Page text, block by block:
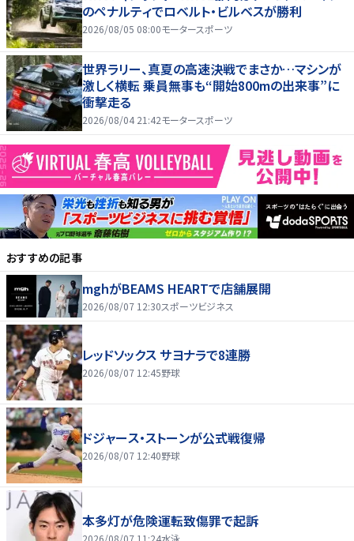
のペナルティでロベルト・ビルベスが勝利
2026/08/05 08:00モータースポーツ
世界ラリー、真夏の高速決戦でまさか…マシンが
激しく横転 乗員無事も“開始800mの出来事”に
衝撃走る
2026/08/04 21:42モータースポーツ
おすすめの記事
mghがBEAMS HEARTで店舗展開
2026/08/07 12:30スポーツビジネス
レッドソックス サヨナラで8連勝
2026/08/07 12:45野球
ドジャース・ストーンが公式戦復帰
2026/08/07 12:40野球
本多灯が危険運転致傷罪で起訴
2026/08/07 11:24水泳